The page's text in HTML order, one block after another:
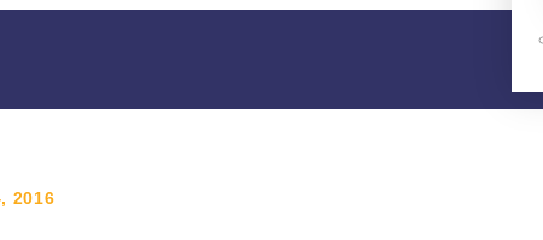
2016